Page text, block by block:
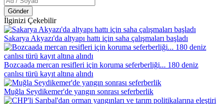
Gönder
İlginizi Çekebilir
Sakarya Akyazı'da altyapı hattı için saha çalışmaları başladı
Bozcaada mercan resifleri için koruma seferberliği... 180 deniz
canlısı türü kayıt altına alındı
Muğla Seydikemer'de yangın sonrası seferberlik